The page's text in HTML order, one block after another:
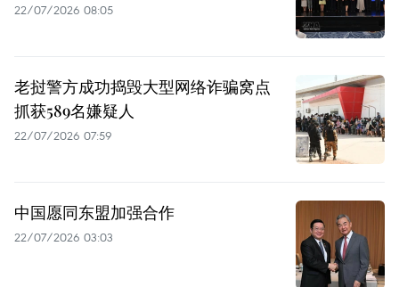
22/07/2026 08:05
老挝警方成功捣毁大型网络诈骗窝点
抓获589名嫌疑人
22/07/2026 07:59
中国愿同东盟加强合作
22/07/2026 03:03